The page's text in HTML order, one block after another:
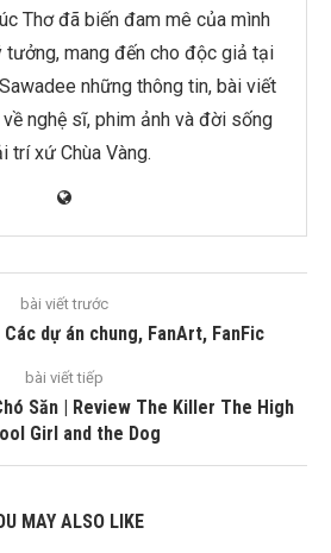
Thơ đã biến đam mê của mình
tưởng, mang đến cho độc giả tại
những thông tin, bài viết
nghệ sĩ, phim ảnh và đời sống
trí xứ Chùa Vàng.
bài viết trước
dự án chung, FanArt, FanFic
bài viết tiếp
Săn | Review The Killer The High
Girl and the Dog
MAY ALSO LIKE